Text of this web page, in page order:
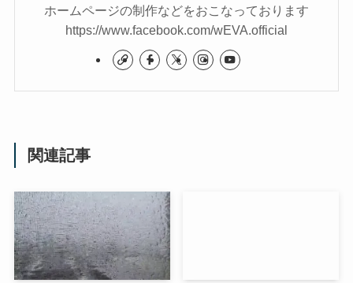
ホームページの制作などをおこなっております
https://www.facebook.com/wEVA.official
関連記事